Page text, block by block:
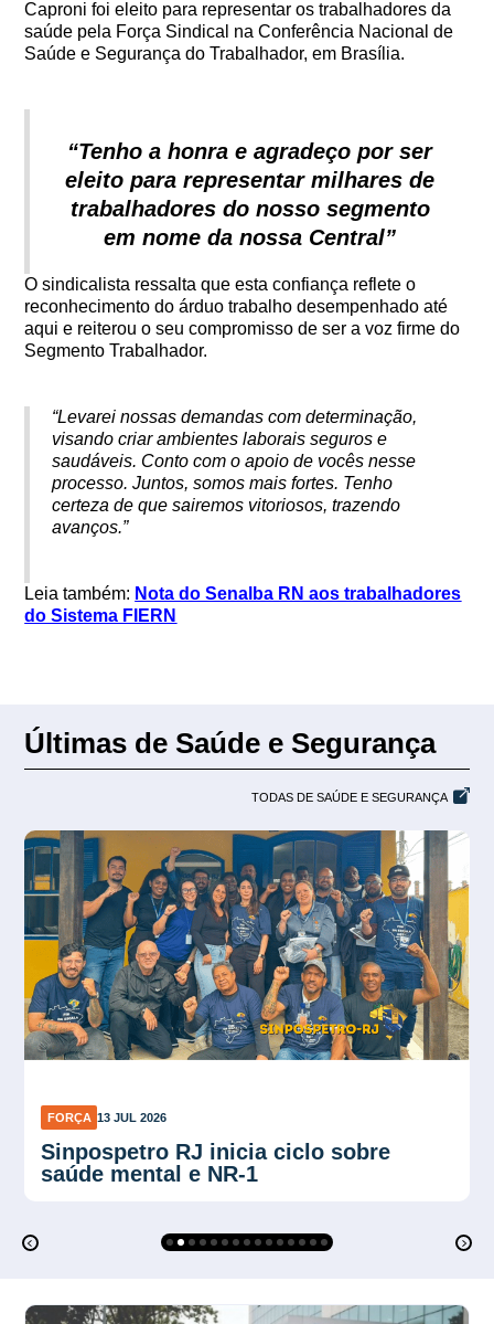
Caproni foi eleito para representar os trabalhadores da
saúde pela Força Sindical na Conferência Nacional de
Saúde e Segurança do Trabalhador, em Brasília.
“Tenho a honra e agradeço por ser
eleito para representar milhares de
trabalhadores do nosso segmento
em nome da nossa Central”
O sindicalista ressalta que esta confiança reflete o
reconhecimento do árduo trabalho desempenhado até
aqui e reiterou o seu compromisso de ser a voz firme do
Segmento Trabalhador.
“Levarei nossas demandas com determinação,
visando criar ambientes laborais seguros e
saudáveis. Conto com o apoio de vocês nesse
processo. Juntos, somos mais fortes. Tenho
certeza de que sairemos vitoriosos, trazendo
avanços.”
Leia também: Nota do Senalba RN aos trabalhadores
do Sistema FIERN
Últimas de Saúde e Segurança
TODAS DE SAÚDE E SEGURANÇA
FORÇA 9 JUN 2026
13º Renasttão debate saúde e
segurança no trabalho